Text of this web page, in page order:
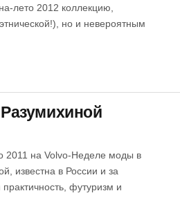
лето 2012 коллекцию,
но и невероятным
2011 на Volvo-Неделе моды в
известна в России и за
футуризм и